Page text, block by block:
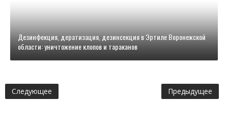
Дезинфекция, дератизация, дезинсекция в Эртиле Воронежской
области: уничтожение клопов и тараканов
Следующее Предыдущее